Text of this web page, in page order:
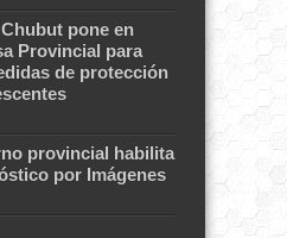
pone en
Provincial para
de protección
provincial habilita
por Imágenes